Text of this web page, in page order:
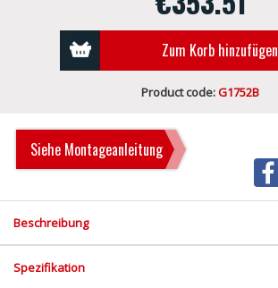
Zum Korb hinzufügen
Product code:G1752B
Siehe Montageanleitung
Beschreibung
Spezifikation